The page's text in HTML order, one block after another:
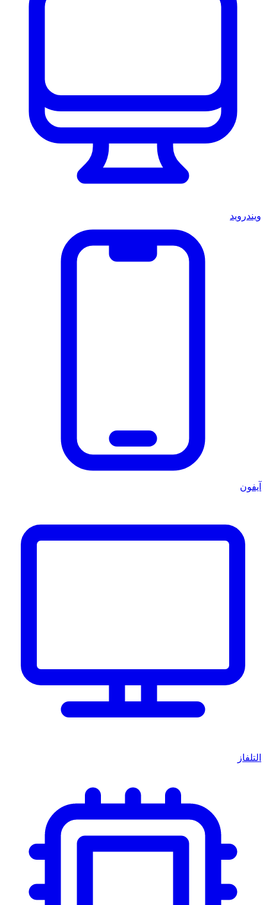
ويندرويد
آيفون
التلفاز